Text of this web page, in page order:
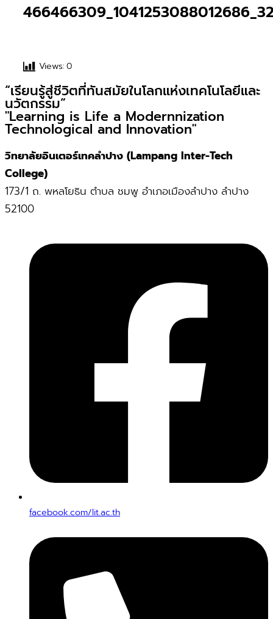
&
navigation
Views:0
“เรียนรู้สู่ชีวิตที่ทันสมัยในโลกแห่งเทคโนโลยีและ
นวัตกรรม”
"Learning is Life a Modernnization
Technological and Innovation"
วิทยาลัยอินเตอร์เทคลำปาง (Lampang Inter-Tech
College)
173/1 ถ. พหลโยธิน ตำบล ชมพู อำเภอเมืองลำปาง ลำปาง
52100
facebook.com/lit.ac.th